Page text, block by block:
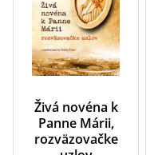
Živá novéna k
Panne Márii,
rozväzovačke